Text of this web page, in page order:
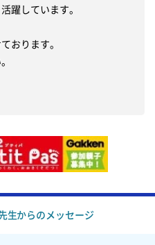
躍しています。
おります。
ください。
生からのメッセージ